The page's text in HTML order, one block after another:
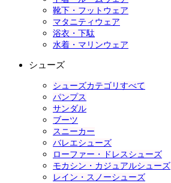
靴下・フットウェア
マタニティウェア
浴衣・下駄
水着・マリンウェア
シューズ
シューズカテゴリすべて
パンプス
サンダル
ブーツ
スニーカー
バレエシューズ
ローファー・ドレスシューズ
モカシン・カジュアルシューズ
レイン・スノーシューズ